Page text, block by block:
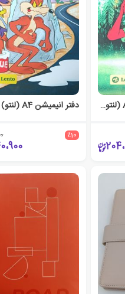
دفتر انیمیشن سایز A5 (لنتو) رابین‌هود
٪10